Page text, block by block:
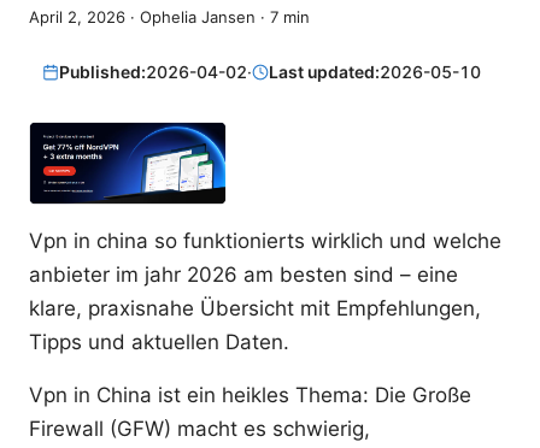
April 2, 2026 · Ophelia Jansen · 7 min
Published:2026-04-02· Last updated:2026-05-10
Vpn in china so funktionierts wirklich und welche
anbieter im jahr 2026 am besten sind – eine
klare, praxisnahe Übersicht mit Empfehlungen,
Tipps und aktuellen Daten.
Vpn in China ist ein heikles Thema: Die Große
Firewall (GFW) macht es schwierig,